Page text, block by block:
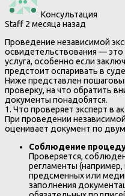
Консультация
Staff 2 месяца назад
Проведение независимой
освидетельствования — это
услуга, особенно если
предстоит оспаривать в
Ниже представлен
проверку, на что обратить
документы понадобятся.
1. Что проверяет эксперт в
При проведении
оценивает документ по
Соблюдение
Проверяется,
регламенты
предсменных или
заполнения